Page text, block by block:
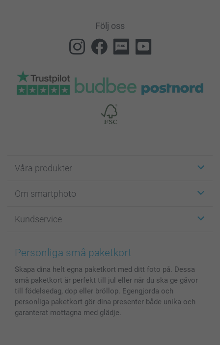
Följ oss
Våra produkter
Fotokort
Fotoböcker
Bilder, Fotoförstoring & Fotohäften
Skal till Mobil & Surfplatta
MyNameBook
Fotoalmanackor & Fotoagenda
Fotoramar & Tillbehör
Presentkort
Om smartphoto
För affiliates
Cookie Policy
Villkor och garantier
Investor Relations
Kundservice
smartgaranti
smartbonus
Priser & betalning
Status på beställningar
Personliga små paketkort
Skapa dina helt egna paketkort med ditt foto på. Dessa
små paketkort är perfekt till jul eller när du ska ge gåvor
till födelsedag, dop eller bröllop. Egengjorda och
personliga paketkort gör dina presenter både unika och
garanterat mottagna med glädje.